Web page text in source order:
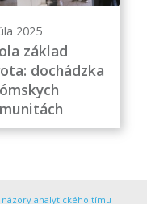
2025
základ
dochádzka
analytického tímu